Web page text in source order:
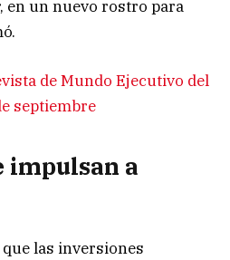
en un nuevo rostro para
de Mundo Ejecutivo del
septiembre
impulsan a
las inversiones